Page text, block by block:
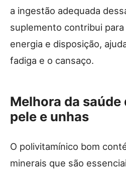
a ingestão adequada
suplemento contribui
energia e disposição,
fadiga e o cansaço.
Melhora da saúde
pele e unhas
O polivitamínico bom
minerais que são